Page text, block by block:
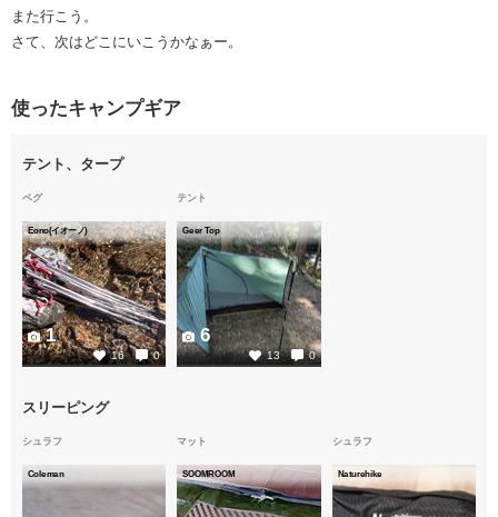
また行こう。
さて、次はどこにいこうかなぁー。
使ったキャンプギア
テント、タープ
ペグ
Eono(イオーノ)
16 0
1
テント
Geer Top
13 0
6
スリーピング
シュラフ
Coleman
マット
SOOMROOM
シュラフ
Naturehike